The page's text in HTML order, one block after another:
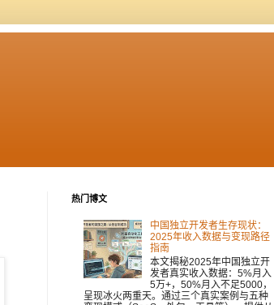
热门博文
中国独立开发者生存现状：
2025年收入数据与变现路径
指南
本文揭秘2025年中国独立开
发者真实收入数据：5%月入
5万+，50%月入不足5000，
呈现冰火两重天。通过三个真实案例与五种